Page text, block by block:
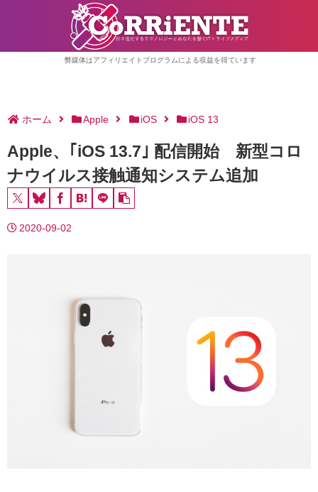
弊媒体はアフィリエイトプログラムによる収益を得ています
ホーム Apple iOS iOS 13
Apple、｢iOS 13.7｣ 配信開始 新型コロ
ナウイルス接触通知システム追加
2020-09-02